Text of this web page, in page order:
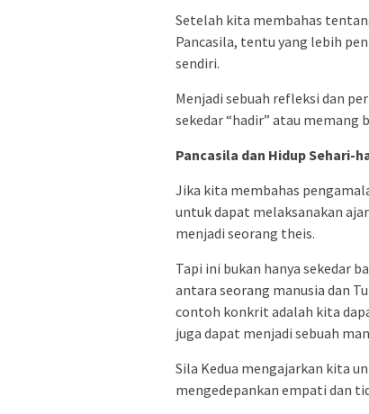
Setelah kita membahas
Pancasila, tentu yang lebih
sendiri.
Menjadi sebuah refleksi dan
sekedar “hadir” atau memang
Pancasila dan Hidup Sehari-
Jika kita membahas
untuk dapat melaksanakan
menjadi seorang theis.
Tapi ini bukan hanya sekedar
antara seorang manusia dan
contoh konkrit adalah kita
juga dapat menjadi sebuah
Sila Kedua mengajarkan kita
mengedepankan empati dan